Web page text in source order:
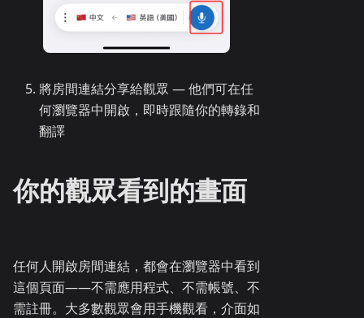
將房間連結分享給觀眾 — 他們可在任
何瀏覽器中開啟，即時跟隨你的轉錄和
翻譯
你的觀眾看到的畫面
任何人開啟房間連結，都會在瀏覽器中看到
這個頁面——不需應用程式、不需帳號、不
需註冊。大多數觀眾會用手機觀看，介面如